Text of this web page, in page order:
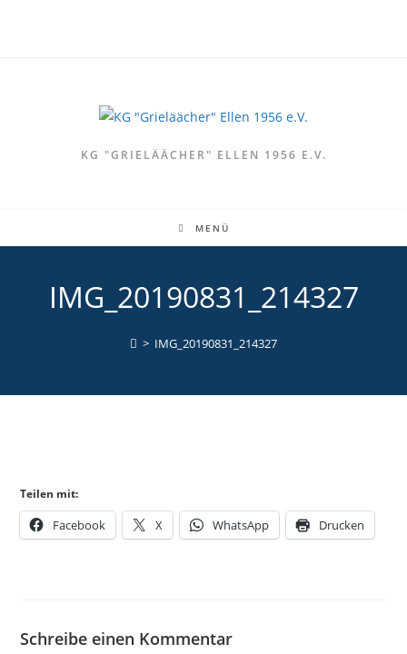
KG "GRIELÄÄCHER" ELLEN 1956 E.V.
MENÜ
IMG_20190831_214327
> IMG_20190831_214327
Teilen mit:
Facebook X WhatsApp Drucken
Schreibe einen Kommentar